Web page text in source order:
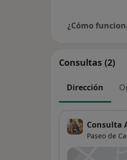
¿Cómo
Consultas (2)
Dirección
Consulta
Paseo de